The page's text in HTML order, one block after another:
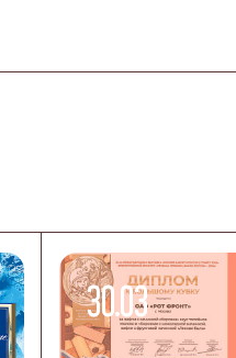
30.03